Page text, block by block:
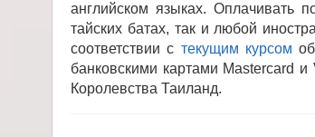
английском языках. Оплачивать
тайских батах, так и любой
соответствии с текущим курсом
банковскими картами Mastercard
Королевства Таиланд.